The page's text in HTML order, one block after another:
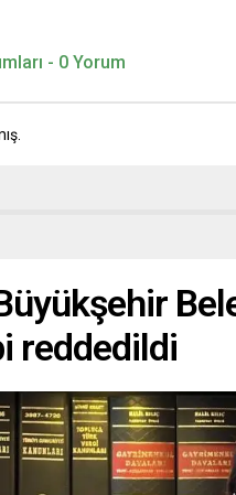
- 0 Yorum
reddedildi